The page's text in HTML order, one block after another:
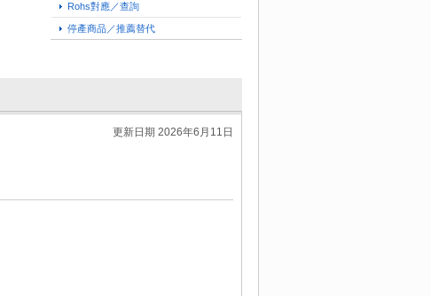
Rohs對應／查詢
停產商品／推薦替代
更新日期 2026年6月11日